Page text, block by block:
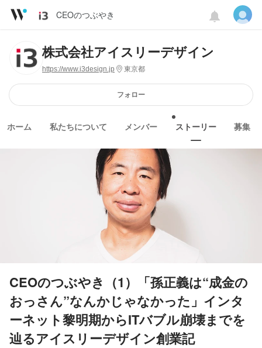
CEOのつぶやき
株式会社アイスリーデザイン
https://www.i3design.jp 東京都
フォロー
ホーム 私たちについて メンバー ストーリー 募集
CEOのつぶやき（1）「孫正義は“成金の
おっさん”なんかじゃなかった」インタ
ーネット黎明期からITバブル崩壊までを
辿るアイスリーデザイン創業記